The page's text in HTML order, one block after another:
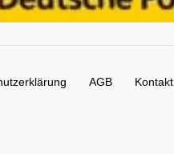
AGB Kontakt